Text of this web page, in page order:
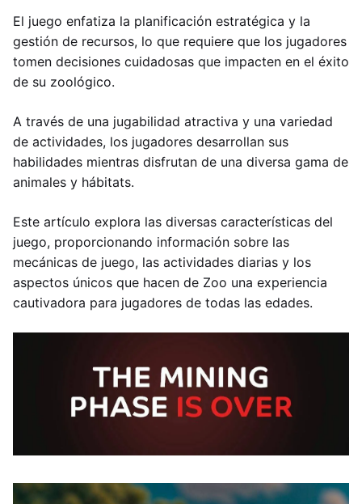
El juego enfatiza la planificación estratégica y la
gestión de recursos, lo que requiere que los jugadores
tomen decisiones cuidadosas que impacten en el éxito
de su zoológico.
A través de una jugabilidad atractiva y una variedad
de actividades, los jugadores desarrollan sus
habilidades mientras disfrutan de una diversa gama de
animales y hábitats.
Este artículo explora las diversas características del
juego, proporcionando información sobre las
mecánicas de juego, las actividades diarias y los
aspectos únicos que hacen de Zoo una experiencia
cautivadora para jugadores de todas las edades.